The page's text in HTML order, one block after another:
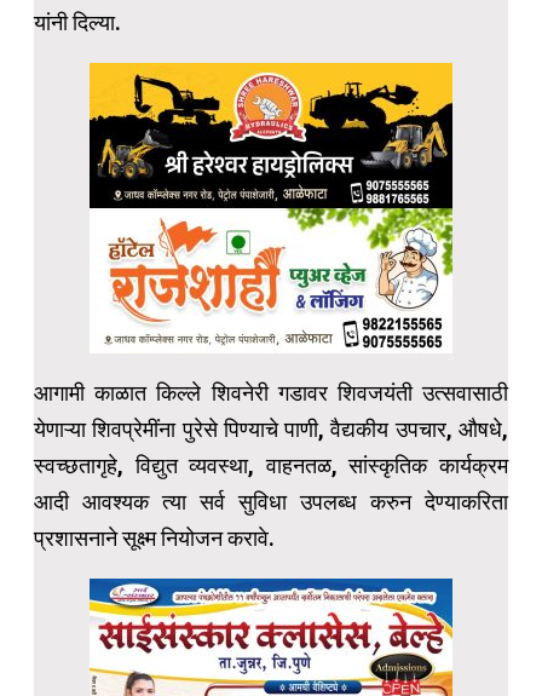
यांनी दिल्या.
आगामी काळात किल्ले शिवनेरी गडावर शिवजयंती उत्सवासाठी
येणाऱ्या शिवप्रेमींना पुरेसे पिण्याचे पाणी, वैद्यकीय उपचार, औषधे,
स्वच्छतागृहे, विद्युत व्यवस्था, वाहनतळ, सांस्कृतिक कार्यक्रम
आदी आवश्यक त्या सर्व सुविधा उपलब्ध करुन देण्याकरिता
प्रशासनाने सूक्ष्म नियोजन करावे.